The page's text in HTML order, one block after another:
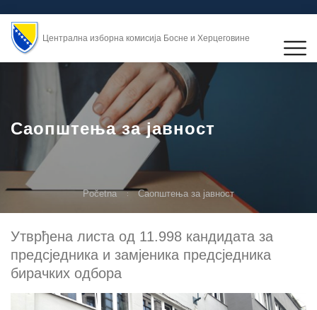
Централна изборна комисија Босне и Херцеговине
Саопштења за јавност
Početna Саопштења за јавност
Утврђена листа од 11.998 кандидата за
предсједника и замјеника предсједника
бирачких одбора